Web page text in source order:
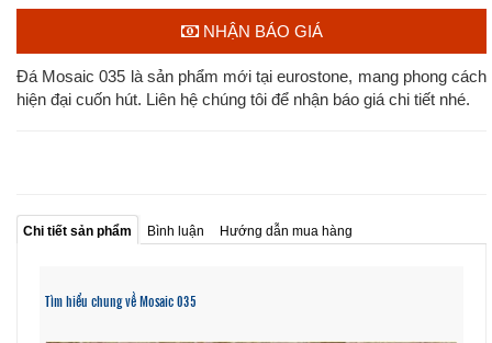
NHẬN BÁO GIÁ
Đá Mosaic 035 là sản phẩm mới tại eurostone, mang phong cách
hiện đại cuốn hút. Liên hệ chúng tôi để nhận báo giá chi tiết nhé.
Chi tiết sản phẩm Bình luận Hướng dẫn mua hàng
Tìm hiểu chung về Mosaic 035